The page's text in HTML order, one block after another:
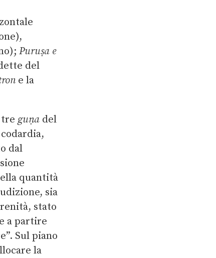
Puruṣa e
del
e la
tre guṇa del
dal
quantità
sia
stato
a partire
Sul piano
la